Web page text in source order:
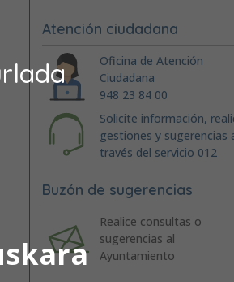
Atención ciudadana
Oficina de Atención
Ciudadana
948 23 84 00
Solicite información,
gestiones y sugerencias
través del servicio 012
Buzón de sugerencias
Realice consultas o
sugerencias al
Ayuntamiento